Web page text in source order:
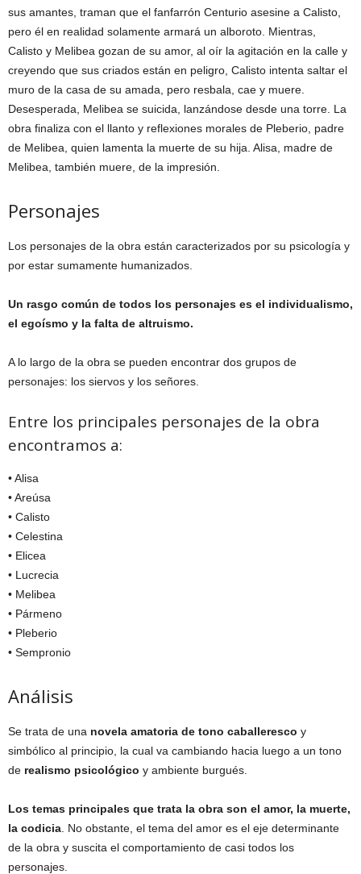
sus amantes, traman que el fanfarrón Centurio asesine a Calisto,
pero él en realidad solamente armará un alboroto. Mientras,
Calisto y Melibea gozan de su amor, al oír la agitación en la calle y
creyendo que sus criados están en peligro, Calisto intenta saltar el
muro de la casa de su amada, pero resbala, cae y muere.
Desesperada, Melibea se suicida, lanzándose desde una torre. La
obra finaliza con el llanto y reflexiones morales de Pleberio, padre
de Melibea, quien lamenta la muerte de su hija. Alisa, madre de
Melibea, también muere, de la impresión.
Personajes
Los personajes de la obra están caracterizados por su psicología y
por estar sumamente humanizados.
Un rasgo común de todos los personajes es el individualismo,
el egoísmo y la falta de altruismo.
A lo largo de la obra se pueden encontrar dos grupos de
personajes: los siervos y los señores.
Entre los principales personajes de la obra
encontramos a:
• Alisa
• Areúsa
• Calisto
• Celestina
• Elicea
• Lucrecia
• Melibea
• Pármeno
• Pleberio
• Sempronio
Análisis
Se trata de una novela amatoria de tono caballeresco y
simbólico al principio, la cual va cambiando hacia luego a un tono
de realismo psicológico y ambiente burgués.
Los temas principales que trata la obra son el amor, la muerte,
la codicia . No obstante, el tema del amor es el eje determinante
de la obra y suscita el comportamiento de casi todos los
personajes.